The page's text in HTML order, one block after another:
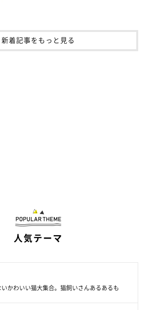
新着記事をもっと見る
人気テーマ
かわいい猫大集合。猫飼いさんあるあるも